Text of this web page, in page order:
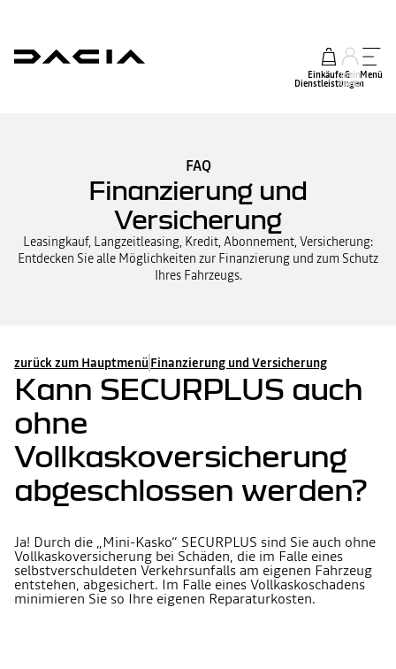
Einkäufe &
Dienstleistungen
mein
Konto
Menü
FAQ
Finanzierung und
Versicherung
Leasingkauf, Langzeitleasing, Kredit, Abonnement, Versicherung:
Entdecken Sie alle Möglichkeiten zur Finanzierung und zum Schutz
Ihres Fahrzeugs.
zurück zum Hauptmenü Finanzierung und Versicherung
Kann SECURPLUS auch
ohne
Vollkaskoversicherung
abgeschlossen werden?
Ja! Durch die „Mini-Kasko“ SECURPLUS sind Sie auch ohne
Vollkaskoversicherung bei Schäden, die im Falle eines
selbstverschuldeten Verkehrsunfalls am eigenen Fahrzeug
entstehen, abgesichert. Im Falle eines Vollkaskoschadens
minimieren Sie so Ihre eigenen Reparaturkosten.